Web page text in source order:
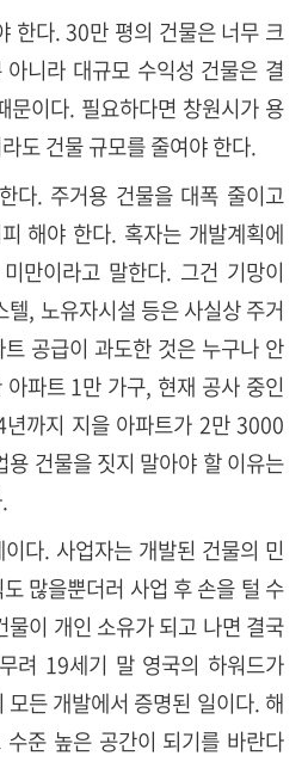
한다. 30만 평의 건물은 너무 크
니라 대규모 수익성 건물은 결
문이다. 필요하다면 창원시가 용
도 건물 규모를 줄여야 한다.
다. 주거용 건물을 대폭 줄이고
해야 한다. 혹자는 개발계획에
만이라고 말한다. 그건 기망이
, 노유자시설 등은 사실상 주거
공급이 과도한 것은 누구나 안
파트 1만 가구, 현재 공사 중인
까지 지을 아파트가 2만 3000
건물을 짓지 말아야 할 이유는
다. 사업자는 개발된 건물의 민
많을뿐더러 사업 후 손을 털 수
이 개인 소유가 되고 나면 결국
려 19세기 말 영국의 하워드가
든 개발에서 증명된 일이다. 해
준 높은 공간이 되기를 바란다